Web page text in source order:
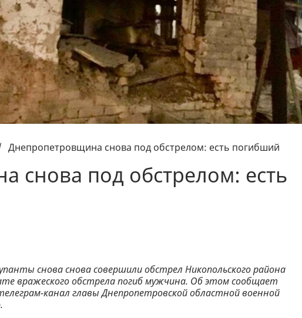
Днепропетровщина снова под обстрелом: есть погибший
снова под обстрелом: есть
снова снова совершили обстрел Никопольского района
вражеского обстрела погиб мужчина. Об этом сообщает
канал главы Днепропетровской областной военной